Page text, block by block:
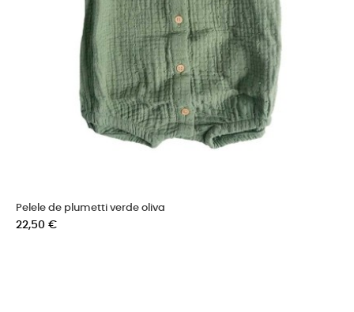
Pelele de plumetti verde oliva
Precio
22,50 €